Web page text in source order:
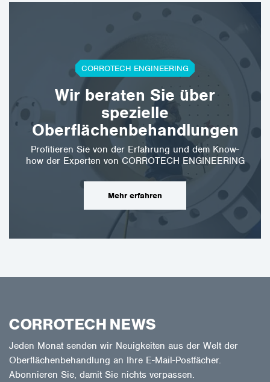
CORROTECH ENGINEERING
Wir beraten Sie über
spezielle
Oberflächenbehandlungen
Profitieren Sie von der Erfahrung und dem Know-
how der Experten von CORROTECH ENGINEERING
Mehr erfahren
CORROTECH NEWS
Jeden Monat senden wir Neuigkeiten aus der Welt der
Oberflächenbehandlung an Ihre E-Mail-Postfächer.
Abonnieren Sie, damit Sie nichts verpassen.